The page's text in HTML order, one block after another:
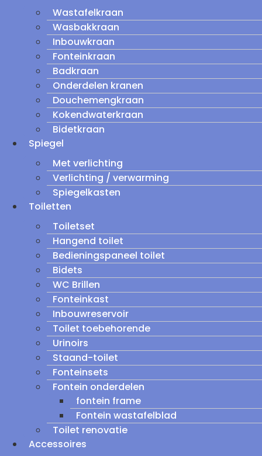
Wastafelkraan
Wasbakkraan
Inbouwkraan
Fonteinkraan
Badkraan
Onderdelen kranen
Douchemengkraan
Kokendwaterkraan
Bidetkraan
Spiegel
Met verlichting
Verlichting / verwarming
Spiegelkasten
Toiletten
Toiletset
Hangend toilet
Bedieningspaneel toilet
Bidets
WC Brillen
Fonteinkast
Inbouwreservoir
Toilet toebehorende
Urinoirs
Staand-toilet
Fonteinsets
Fontein onderdelen
fontein frame
Fontein wastafelblad
Toilet renovatie
Accessoires